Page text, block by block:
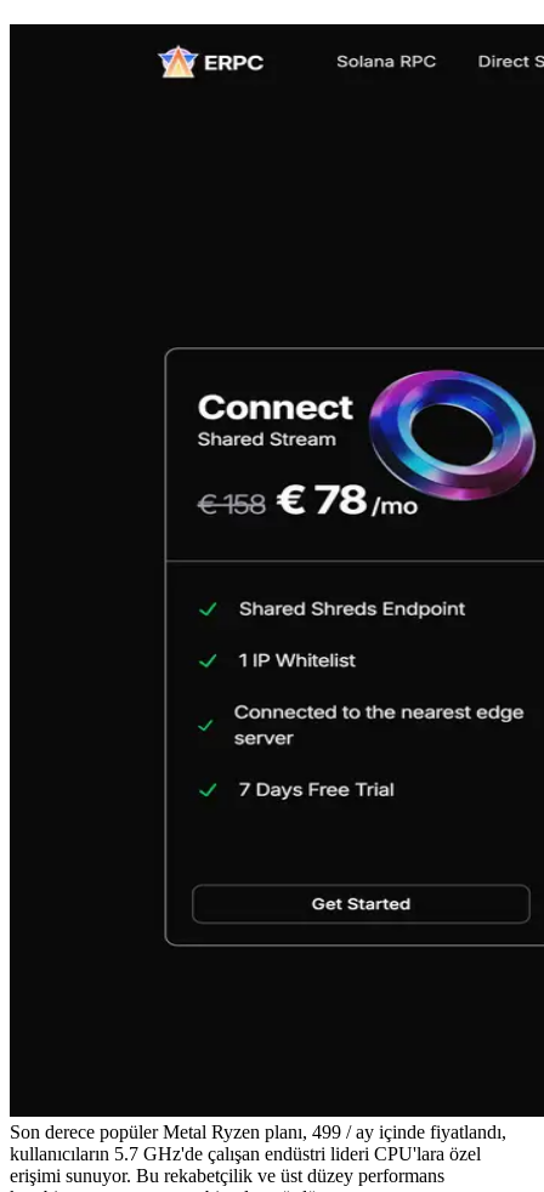
Son derece popüler Metal Ryzen planı, 499 / ay içinde fiyatlandı,
kullanıcıların 5.7 GHz'de çalışan endüstri lideri CPU'lara özel
erişimi sunuyor. Bu rekabetçilik ve üst düzey performans